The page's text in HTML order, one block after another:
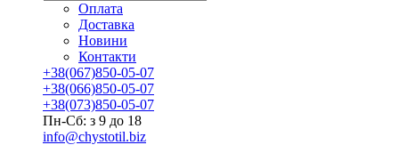
Оплата
Доставка
Новини
Контакти
+38(067)850-05-07
+38(066)850-05-07
+38(073)850-05-07
Пн-Сб: з 9 до 18
info@chystotil.biz